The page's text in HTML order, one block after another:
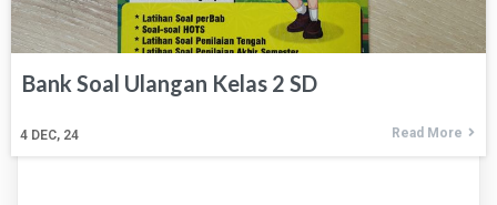
Bank Soal Ulangan Kelas 2 SD
4 DEC, 24 Read More